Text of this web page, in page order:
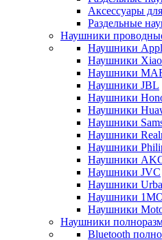
Аксессуары
Раздельные
Наушники
Наушники
Наушники
Наушники
Наушники JBL
Наушники
Наушники
Наушники
Наушники
Наушники
Наушники
Наушники JVC
Наушники
Наушники
Наушники
Наушники
Bluetooth